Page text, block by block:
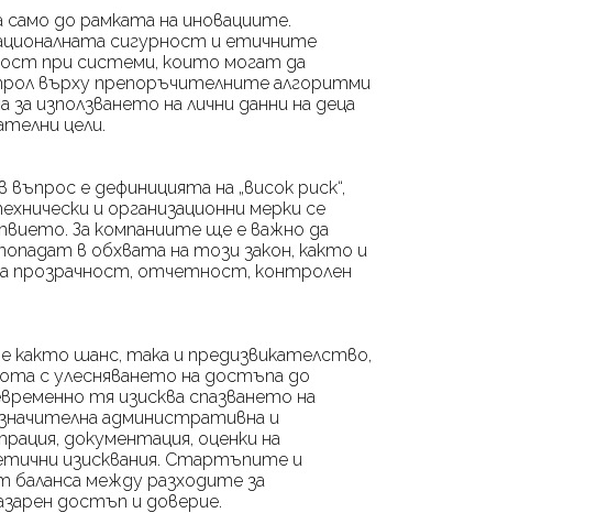
до рамката на иновациите.
сигурност и етичните
при системи, които могат да
върху препоръчителните алгоритми
използването на лични данни на деца
цели.
е дефиницията на „висок риск“,
и организационни мерки се
За компаниите ще е важно да
в обхвата на този закон, както и
прозрачност, отчетност, контролен
както шанс, така и предизвикателство,
с улесняването на достъпа до
тя изисква спазването на
административна и
документация, оценки на
изисквания. Стартъпите и
между разходите за
достъп и доверие.